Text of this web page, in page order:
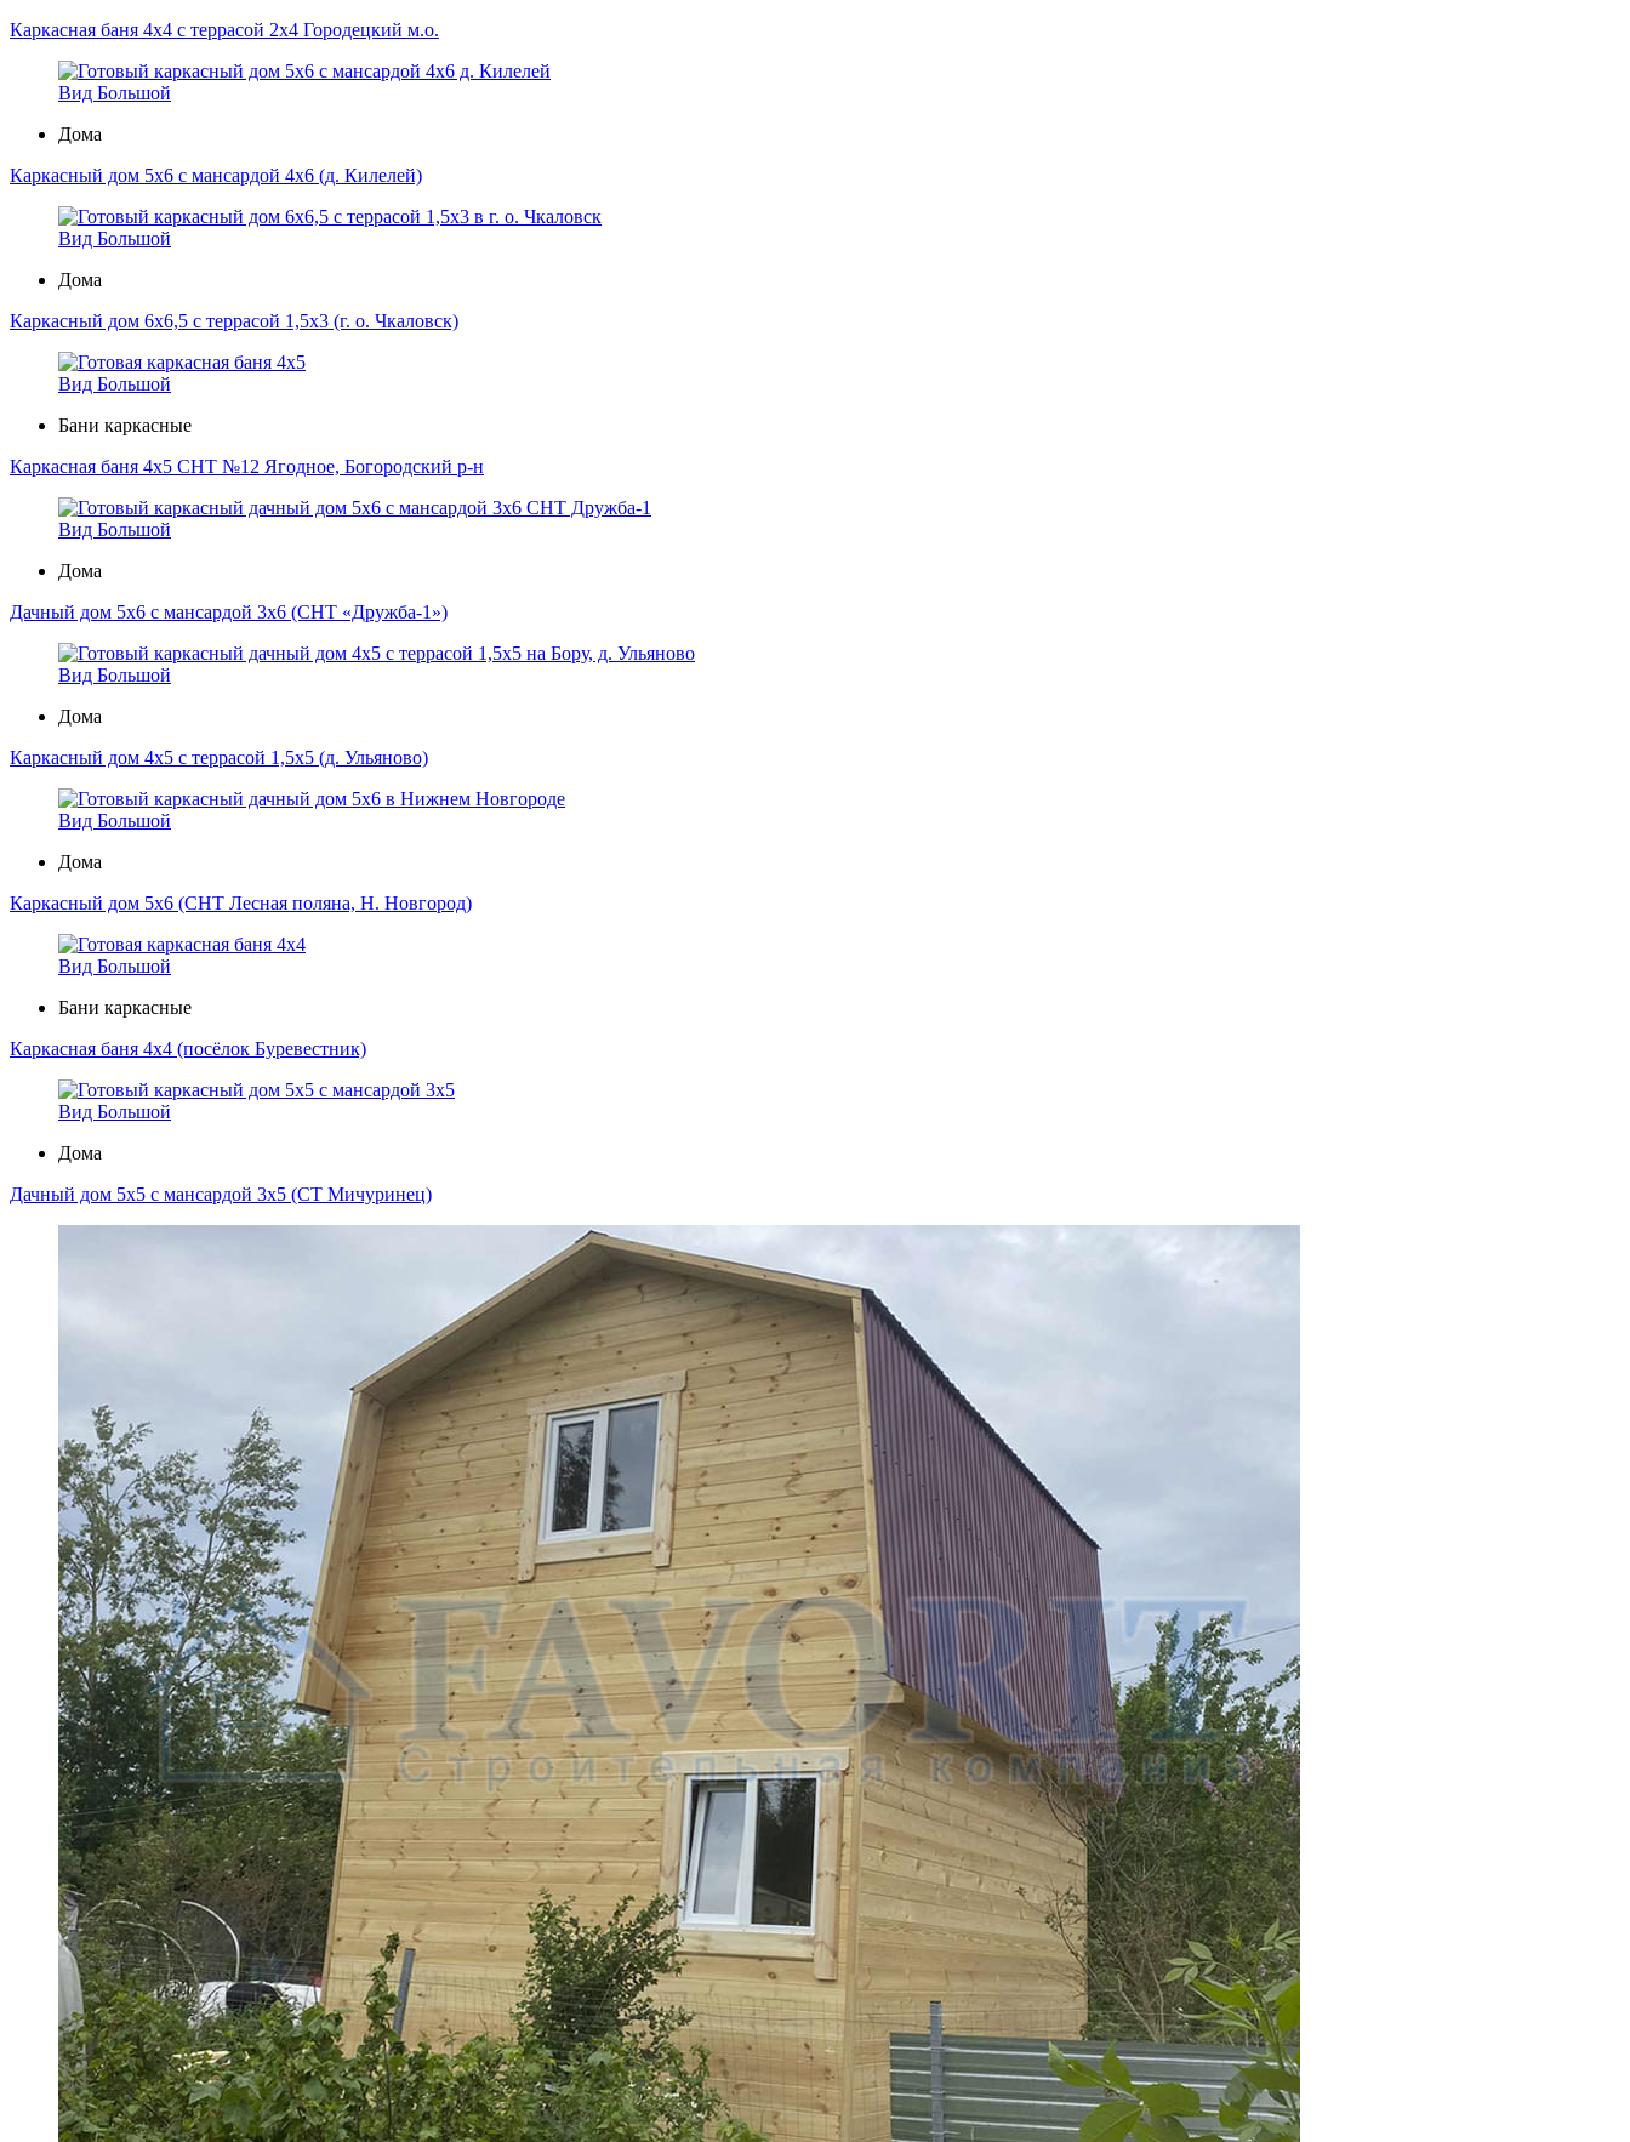
Каркасная баня 4х4 с террасой 2х4 Городецкий м.о.
Вид Большой
Дома
Каркасный дом 5х6 с мансардой 4х6 (д. Килелей)
Вид Большой
Дома
Каркасный дом 6х6,5 с террасой 1,5х3 (г. о. Чкаловск)
Вид Большой
Бани каркасные
Каркасная баня 4х5 СНТ №12 Ягодное, Богородский р-н
Вид Большой
Дома
Дачный дом 5х6 с мансардой 3х6 (СНТ «Дружба-1»)
Вид Большой
Дома
Каркасный дом 4х5 с террасой 1,5х5 (д. Ульяново)
Вид Большой
Дома
Каркасный дом 5х6 (СНТ Лесная поляна, Н. Новгород)
Вид Большой
Бани каркасные
Каркасная баня 4х4 (посёлок Буревестник)
Вид Большой
Дома
Дачный дом 5х5 с мансардой 3х5 (СТ Мичуринец)